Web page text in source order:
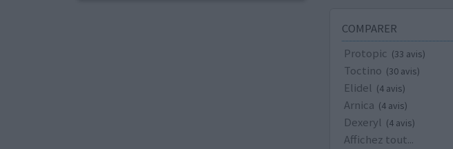
COMPARER
Protopic (33 avis)
Toctino (30 avis)
Elidel (4 avis)
Arnica (4 avis)
Dexeryl (4 avis)
Affichez tout...